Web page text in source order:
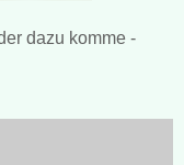
dazu komme -